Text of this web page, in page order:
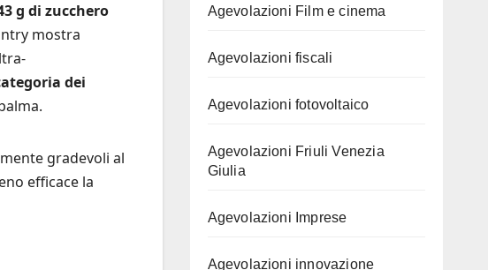
g di zucchero
mostra
dei
gradevoli al
efficace la
Agevolazioni Film e cinema
Agevolazioni fiscali
Agevolazioni fotovoltaico
Agevolazioni Friuli Venezia
Giulia
Agevolazioni Imprese
Agevolazioni innovazione